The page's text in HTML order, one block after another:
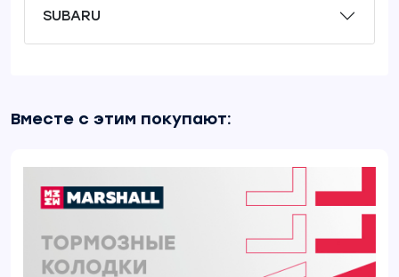
SUBARU
Вместе с этим покупают: